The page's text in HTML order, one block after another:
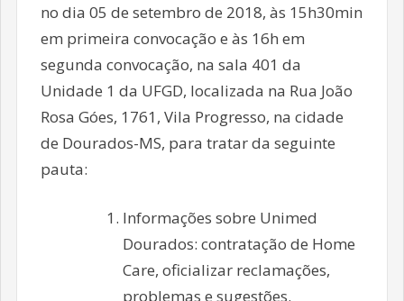
no dia 05 de setembro de 2018, às 15h30min
em primeira convocação e às 16h em
segunda convocação, na sala 401 da
Unidade 1 da UFGD, localizada na Rua João
Rosa Góes, 1761, Vila Progresso, na cidade
de Dourados-MS, para tratar da seguinte
pauta:
Informações sobre Unimed
Dourados: contratação de Home
Care, oficializar reclamações,
problemas e sugestões.